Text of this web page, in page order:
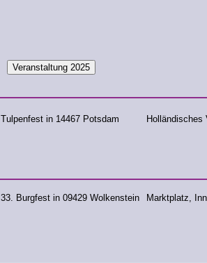
Veranstaltung 2025
Tulpenfest in 14467 Potsdam
33. Burgfest in 09429 Wolkenstein Marktplatz,